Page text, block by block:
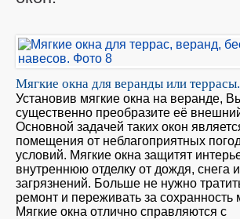
Мягкие окна для веранды или террасы.
Установив мягкие окна на веранде,
существенно преобразите её
Основной задачей таких окон
помещения от неблагоприятных
условий. Мягкие окна защитят
внутреннюю отделку от дождя, снега и
загрязнений. Больше не нужно
ремонт и переживать за сохранность
Мягкие окна отлично справляются с